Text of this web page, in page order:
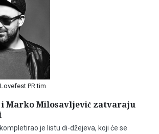
Lovefest PR tim
i Marko Milosavljević zatvaraju
je listu di-džejeva, koji će se